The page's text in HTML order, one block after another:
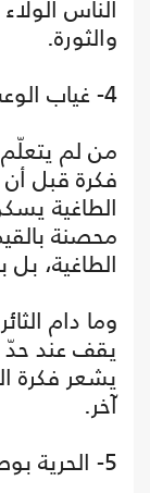
الناس
والثورة.
4- غياب الوعي بالتاريخ
من لم يتعلّم
فكرة قبل
الطاغية
محصنة
الطاغية، بل
وما دام
يقف عند حدّ
يشعر فكرة
آخر.
5- الحرية بوصفها عبئا